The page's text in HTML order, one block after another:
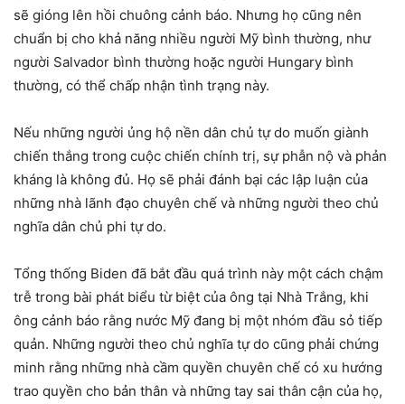
sẽ gióng lên hồi chuông cảnh báo. Nhưng họ cũng nên
chuẩn bị cho khả năng nhiều người Mỹ bình thường, như
người Salvador bình thường hoặc người Hungary bình
thường, có thể chấp nhận tình trạng này.
Nếu những người ủng hộ nền dân chủ tự do muốn giành
chiến thắng trong cuộc chiến chính trị, sự phẫn nộ và phản
kháng là không đủ. Họ sẽ phải đánh bại các lập luận của
những nhà lãnh đạo chuyên chế và những người theo chủ
nghĩa dân chủ phi tự do.
Tổng thống Biden đã bắt đầu quá trình này một cách chậm
trễ trong bài phát biểu từ biệt của ông tại Nhà Trắng, khi
ông cảnh báo rằng nước Mỹ đang bị một nhóm đầu sỏ tiếp
quản. Những người theo chủ nghĩa tự do cũng phải chứng
minh rằng những nhà cầm quyền chuyên chế có xu hướng
trao quyền cho bản thân và những tay sai thân cận của họ,